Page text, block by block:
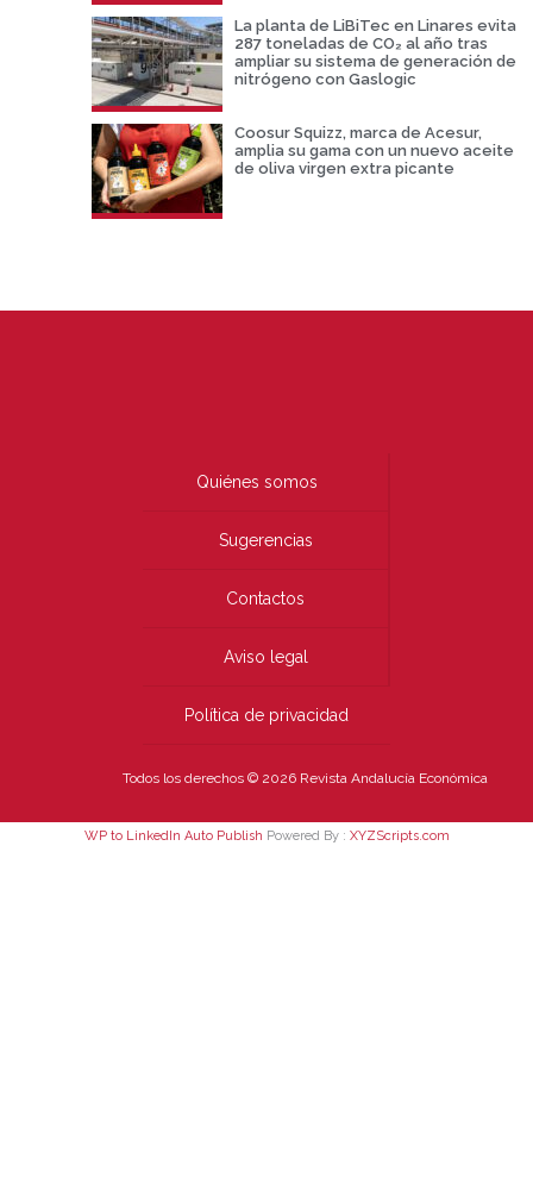
La planta de LiBiTec en Linares evita
287 toneladas de CO₂ al año tras
ampliar su sistema de generación de
nitrógeno con Gaslogic
Coosur Squizz, marca de Acesur,
amplia su gama con un nuevo aceite
de oliva virgen extra picante
Quiénes somos
Sugerencias
Contactos
Aviso legal
Política de privacidad
Todos los derechos © 2026 Revista Andalucía Económica
WP to LinkedIn Auto Publish Powered By : XYZScripts.com